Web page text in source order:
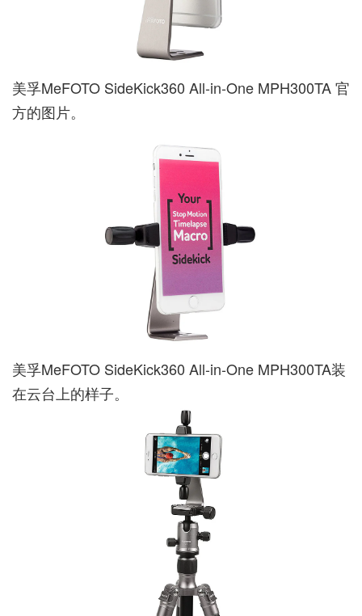
美孚MeFOTO SideKick360 All-in-One MPH300TA 官
方的图片。
美孚MeFOTO SideKick360 All-in-One MPH300TA装
在云台上的样子。